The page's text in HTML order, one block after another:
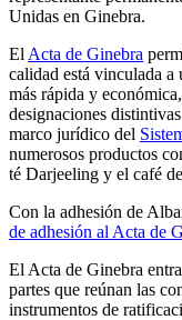
Unidas en Ginebra.
El Acta de Ginebra
calidad está vinculada a
más rápida y
designaciones
marco jurídico del
numerosos productos
té Darjeeling y el café
Con la adhesión de
de adhesión al Acta de
El Acta de Ginebra
partes que reúnan las
instrumentos de